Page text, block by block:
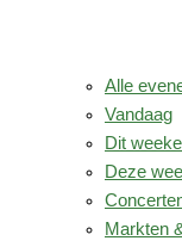
Alle
Vandaag
Dit
Deze
Markten